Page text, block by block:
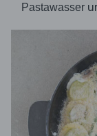
Pastawasser